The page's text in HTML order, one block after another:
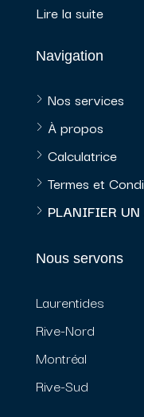
Lire la suite
Navigation
Nos services
À propos
Calculatrice
Termes et
PLANIFIER UN
Nous servons
Laurentides
Rive-Nord
Montréal
Rive-Sud